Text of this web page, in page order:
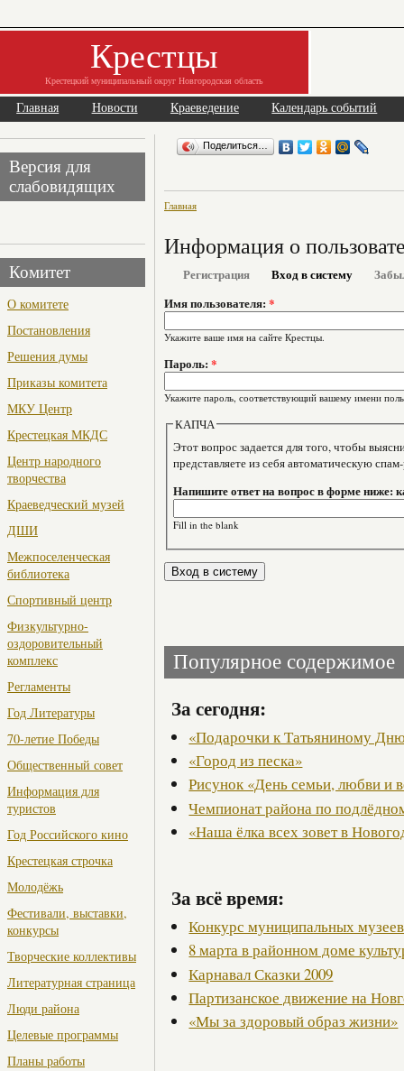
Крестцы
Крестецкий муниципальный округ Новгородская область
Главная Новости Краеведение Календарь событий
Версия для
слабовидящих
Комитет
О комитете
Постановления
Решения думы
Приказы комитета
МКУ Центр
Крестецкая МКДС
Центр народного
творчества
Краеведческий музей
ДШИ
Межпоселенческая
библиотека
Спортивный центр
Физкультурно-
оздоровительный
комплекс
Регламенты
Год Литературы
70-летие Победы
Общественный совет
Информация для
туристов
Год Российского кино
Крестецкая строчка
Молодёжь
Фестивали, выставки,
конкурсы
Творческие коллективы
Литературная страница
Люди района
Целевые программы
Планы работы
Поделиться…
Главная
Информация о
Регистрация Вход в систему
Имя пользователя: *
Укажите ваше имя на сайте Крестцы.
Пароль: *
Укажите пароль, соответствующий вашему имени
КАПЧА
Этот вопрос задается для того, чтобы выяснить,
представляете из себя автоматическую
Напишите ответ на вопрос в форме ниже:
Fill in the blank
Популярное содержимое
За сегодня:
«Подарочки к Татьяниному
«Город из песка»
Рисунок «День семьи, любви и
Чемпионат района по
«Наша ёлка всех зовет в
За всё время:
Конкурс муниципальных музеев
8 марта в районном доме
Карнавал Сказки 2009
Партизанское движение на
«Мы за здоровый образ жизни»